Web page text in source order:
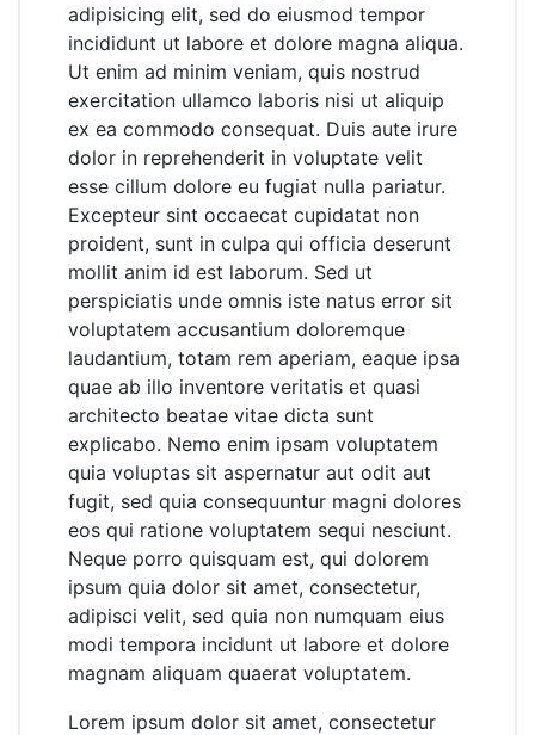
adipisicing elit, sed do eiusmod tempor
incididunt ut labore et dolore magna aliqua.
Ut enim ad minim veniam, quis nostrud
exercitation ullamco laboris nisi ut aliquip
ex ea commodo consequat. Duis aute irure
dolor in reprehenderit in voluptate velit
esse cillum dolore eu fugiat nulla pariatur.
Excepteur sint occaecat cupidatat non
proident, sunt in culpa qui officia deserunt
mollit anim id est laborum. Sed ut
perspiciatis unde omnis iste natus error sit
voluptatem accusantium doloremque
laudantium, totam rem aperiam, eaque ipsa
quae ab illo inventore veritatis et quasi
architecto beatae vitae dicta sunt
explicabo. Nemo enim ipsam voluptatem
quia voluptas sit aspernatur aut odit aut
fugit, sed quia consequuntur magni dolores
eos qui ratione voluptatem sequi nesciunt.
Neque porro quisquam est, qui dolorem
ipsum quia dolor sit amet, consectetur,
adipisci velit, sed quia non numquam eius
modi tempora incidunt ut labore et dolore
magnam aliquam quaerat voluptatem.
Lorem ipsum dolor sit amet, consectetur